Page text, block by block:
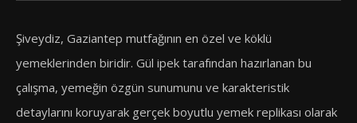
Şiveydiz, Gaziantep mutfağının en özel ve köklü
yemeklerinden biridir. Gül ipek tarafından hazırlanan bu
çalışma, yemeğin özgün sunumunu ve karakteristik
detaylarını koruyarak gerçek boyutlu yemek replikası olarak